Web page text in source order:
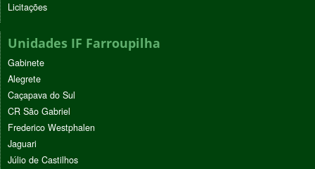
Licitações
Unidades IF Farroupilha
Gabinete
Alegrete
Caçapava do Sul
CR São Gabriel
Frederico Westphalen
Jaguari
Júlio de Castilhos